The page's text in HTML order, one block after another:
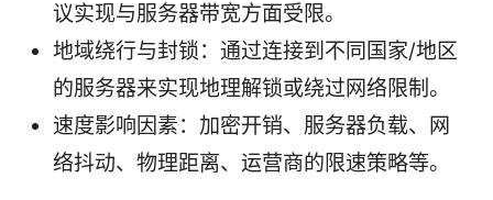
议实现与服务器带宽方面受限。
地域绕行与封锁：通过连接到不同国家/地区
的服务器来实现地理解锁或绕过网络限制。
速度影响因素：加密开销、服务器负载、网
络抖动、物理距离、运营商的限速策略等。